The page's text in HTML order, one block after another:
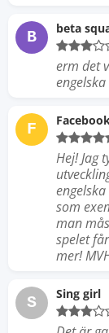
B beta
erm det
engelska
F
Hej! Jag
som
man
spelet
mer!
S Sing girl